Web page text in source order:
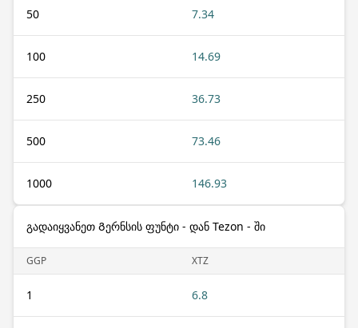
50 7.34
100 14.69
250 36.73
500 73.46
1000 146.93
გადაიყვანეთ Გერნსის ფუნტი - დან Tezon - ში
GGP XTZ
1 6.8